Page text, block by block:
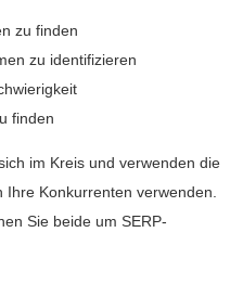
zu finden
zu identifizieren
finden
im Kreis und verwenden die
Konkurrenten verwenden.
Sie beide um SERP-